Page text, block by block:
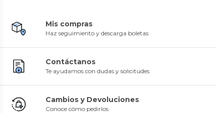
Mis compras
Haz seguimiento y descarga boletas
Contáctanos
Te ayudamos con dudas y solicitudes
Cambios y Devoluciones
Conoce cómo pedirlos